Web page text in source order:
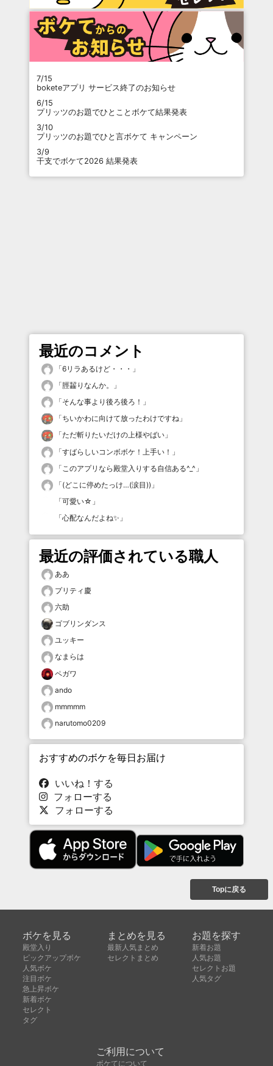
7/15
boketeアプリ サービス終了のお知らせ
6/15
プリッツのお題でひとことボケて結果発表
3/10
プリッツのお題でひと言ボケて キャンペーン
3/9
干支でボケて2026 結果発表
最近のコメント
「6リラあるけど・・・ 」
「脛齧りなんか。
」
「そんな事より後ろ後ろ！ 」
「ちいかわに向けて放ったわけですね 」
「ただ斬りたいだけの上様やばい 」
「すばらしいコンボボケ！上手い！ 」
「 このアプリなら殿堂入りする自信ある^_^ 」
「(どこに停めたっけ…(涙目)) 」
「可愛い☆ 」
「心配なんだよね✨ 」
最近の評価されている職人
ああ
プリティ慶
六助
ゴブリンダンス
ユッキー
なまらは
ペガワ
ando
mmmmm
narutomo0209
おすすめのボケを毎日お届け
いいね！する
フォローする
フォローする
Topに戻る
ボケを見る
殿堂入り
ピックアップボケ
人気ボケ
注目ボケ
急上昇ボケ
新着ボケ
セレクト
タグ
まとめを見る
最新人気まとめ
セレクトまとめ
お題を探す
新着お題
人気お題
セレクトお題
人気タグ
ご利用について
ボケてについて